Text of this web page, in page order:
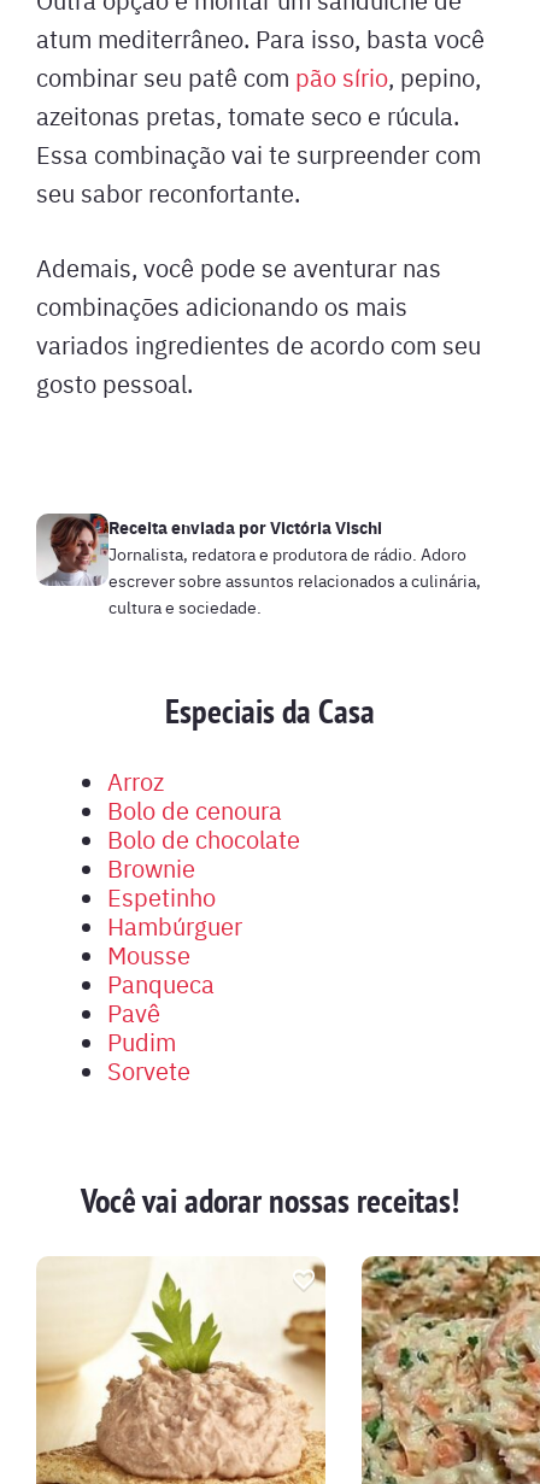
atum mediterrâneo. Para isso, basta você
combinar seu patê com pão sírio, pepino,
azeitonas pretas, tomate seco e rúcula.
Essa combinação vai te surpreender com
seu sabor reconfortante.
Ademais, você pode se aventurar nas
combinações adicionando os mais
variados ingredientes de acordo com seu
gosto pessoal.
Receita enviada porVictória Vischi
Jornalista, redatora e produtora de rádio. Adoro
escrever sobre assuntos relacionados a culinária,
cultura e sociedade.
Especiais da Casa
Arroz
Bolo de cenoura
Bolo de chocolate
Brownie
Espetinho
Hambúrguer
Mousse
Panqueca
Pavê
Pudim
Sorvete
Você vai adorar nossas receitas!